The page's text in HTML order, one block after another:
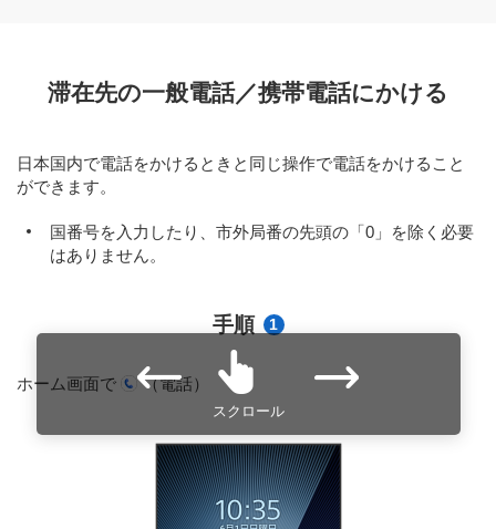
滞在先の一般電話／携帯電話にかける
日本国内で電話をかけるときと同じ操作で電話をかけること
ができます。
国番号を入力したり、市外局番の先頭の「0」を除く必要
はありません。
手順 1
ホーム画面で （電話）
スクロール